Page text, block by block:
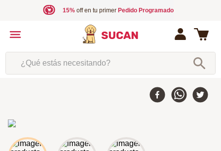
15%off en tu primer Pedido Programado
¿Qué estás necesitando?